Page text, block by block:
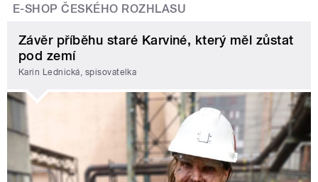
E-SHOP ČESKÉHO ROZHLASU
Závěr příběhu staré Karviné, který měl zůstat
pod zemí
Karin Lednická, spisovatelka